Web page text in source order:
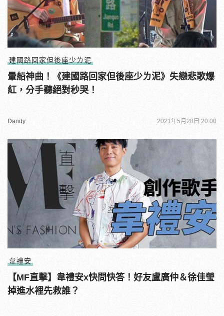
建國路回家但後座少ㄌ泥
暈船神曲！《建國路回家但後座少ㄌ泥》失戀悲歌爆
紅，分手聽絕對秒哭！
Dandy 2021年5月28日 20:00
韋禮安
【MF直擊】韋禮安x快問快答！好友盧廣仲＆徐佳瑩
掉進水裡先救誰？